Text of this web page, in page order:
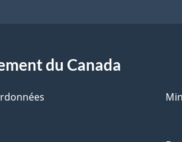
du Canada